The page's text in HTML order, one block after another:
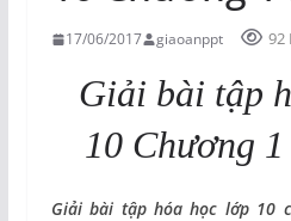
17/06/2017 giaoanppt 92
Giải bài tập
10 Chương
Giải bài tập hóa học lớp 10